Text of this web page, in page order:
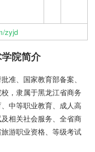
zyjd
院简介
准、国家教育部备案、
，隶属于黑龙江省商务
中等职业教育、成人高
相关社会服务、全省商
游职业资格、等级考试